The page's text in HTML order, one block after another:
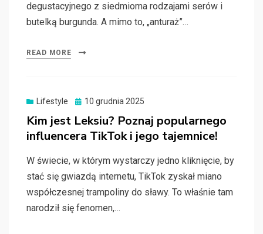
degustacyjnego z siedmioma rodzajami serów i
butelką burgunda. A mimo to, „anturaż”…
READ MORE
Lifestyle
Posted
10 grudnia 2025
Kim jest Leksiu? Poznaj popularnego
influencera TikTok i jego tajemnice!
W świecie, w którym wystarczy jedno kliknięcie, by
stać się gwiazdą internetu, TikTok zyskał miano
współczesnej trampoliny do sławy. To właśnie tam
narodził się fenomen,…